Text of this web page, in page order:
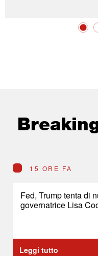
15 ORE FA
Fed, Trump tenta di
governatrice Lisa
Leggi tutto